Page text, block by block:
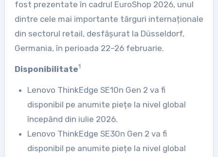
fost prezentate în cadrul EuroShop 2026, unul
dintre cele mai importante târguri internaționale
din sectorul retail, desfășurat la Düsseldorf,
Germania, în perioada 22–26 februarie.
Disponibilitate1
Lenovo ThinkEdge SE10n Gen 2 va fi
disponibil pe anumite piețe la nivel global
începând din iulie 2026.
Lenovo ThinkEdge SE30n Gen 2 va fi
disponibil pe anumite piețe la nivel global